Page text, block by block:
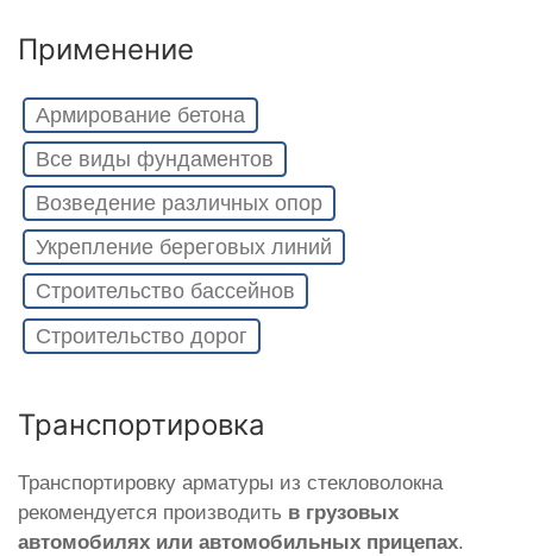
Применение
Армирование бетона
Все виды фундаментов
Возведение различных опор
Укрепление береговых линий
Строительство бассейнов
Строительство дорог
Транспортировка
Транспортировку арматуры из стекловолокна
рекомендуется производить в грузовых
автомобилях или автомобильных прицепах.